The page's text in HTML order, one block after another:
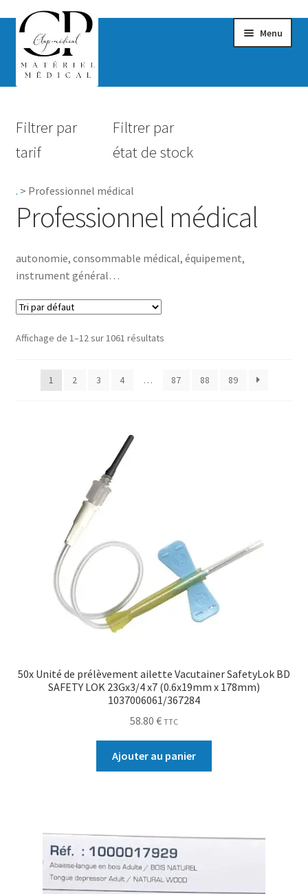
Menu
Hygiène
Accessoires Salle de bain
Vêtements & Chaussures
Filtrer par
tarif
Filtrer par
état de stock
. > Professionnel médical
Professionnel médical
autonomie, consommable médical, équipement,
instrument général…
Affichage de 1–12 sur 1061 résultats
1 2 3 4 … 87 88 89
50x Unité de prélèvement ailette Vacutainer SafetyLok BD
SAFETY LOK 23Gx3/4 x7 (0.6x19mm x 178mm)
1037006061/367284
58.80 € TTC
Ajouter au panier